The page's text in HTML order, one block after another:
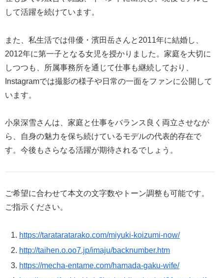
して活躍を続けています。
また、私生活では俳優・濱田岳さんと2011年に結婚し、
2012年に第一子となる女児を授かりました。家庭を大切に
しつつも、所属事務所を通じて仕事も継続しており、
Instagramでは撮影の様子や日常の一面をファンに公開して
います。
小泉深雪さんは、家庭と仕事をバランス良く両立させなが
ら、自身の魅力を保ち続けているモデルの代表的存在で
す。今後もさらなる活躍が期待されるでしょう。
ご希望に合わせて本文の文字数やトーン調整も可能です。
ご指示ください。
https://tarataratarako.com/miyuki-koizumi-now/
http://taihen.o.oo7.jp/imaju/backnumber.htm
https://mecha-entame.com/hamada-gaku-wife/